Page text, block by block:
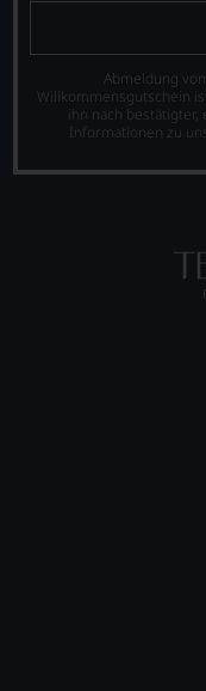
Abmeldung
Willkommensgutschein
ihn nach
Informationen zu